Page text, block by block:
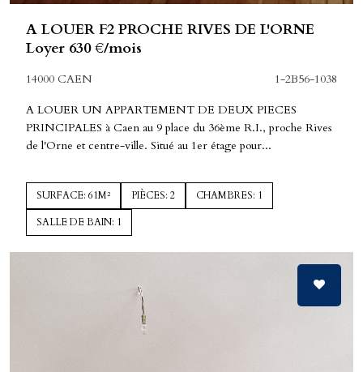
A LOUER F2 PROCHE RIVES DE L'ORNE
Loyer 630 €/mois
14000 CAEN
1-2B56-1038
A LOUER UN APPARTEMENT DE DEUX PIECES
PRINCIPALES à Caen au 9 place du 36ème R.I., proche Rives
de l'Orne et centre-ville. Situé au 1er étage pour...
SURFACE: 61M² PIÈCES: 2 CHAMBRES: 1
SALLE DE BAIN: 1